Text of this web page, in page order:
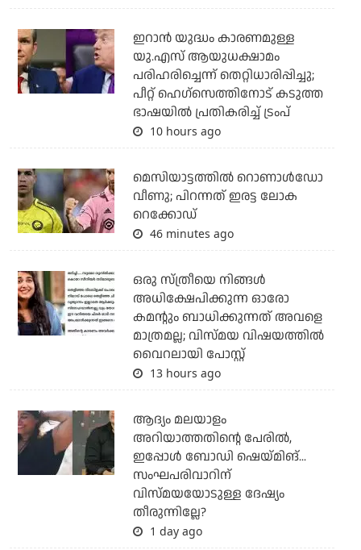
ഇറാന്‍ യുദ്ധം കാരണമുള്ള
യു.എസ് ആയുധക്ഷാമം
പരിഹരിച്ചെന്ന് തെറ്റിധാരിപ്പിച്ചു;
പീറ്റ് ഹെഗ്‌സെത്തിനോട് കടുത്ത
ഭാഷയില്‍ പ്രതികരിച്ച് ട്രംപ്
10 hours ago
മെസിയാട്ടത്തില്‍ റൊണാള്‍ഡോ
വീണു; പിറന്നത് ഇരട്ട ലോക
റെക്കോഡ്
46 minutes ago
ഒരു സ്ത്രീയെ നിങ്ങള്‍
അധിക്ഷേപിക്കുന്ന ഓരോ
കമന്റും ബാധിക്കുന്നത് അവളെ
മാത്രമല്ല; വിസ്മയ വിഷയത്തില്‍
വൈറലായി പോസ്റ്റ്
13 hours ago
ആദ്യം മലയാളം
അറിയാത്തതിന്റെ പേരില്‍,
ഇപ്പോള്‍ ബോഡി ഷെയ്മിങ്...
സംഘപരിവാറിന്
വിസ്മയയോടുള്ള ദേഷ്യം
തീരുന്നില്ലേ?
1 day ago